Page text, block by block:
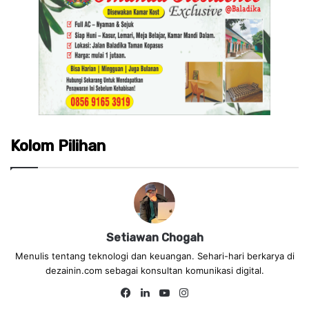
Kolom Pilihan
Setiawan Chogah
Menulis tentang teknologi dan keuangan. Sehari-hari berkarya di
dezainin.com sebagai konsultan komunikasi digital.
Fa
Lin
Yo